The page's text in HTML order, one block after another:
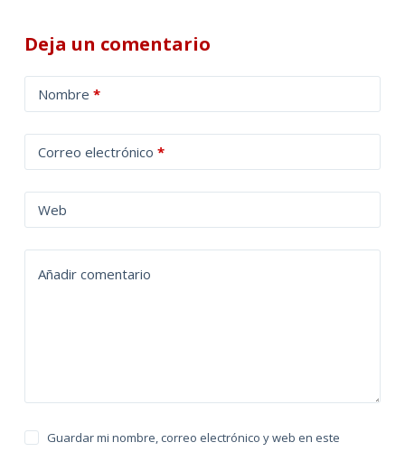
Deja un comentario
Nombre *
Correo electrónico *
Web
Añadir comentario
Guardar mi nombre, correo electrónico y web en este
l
t
a
t